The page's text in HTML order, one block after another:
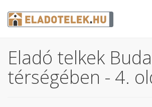
Eladó telkek
térségében - 4.